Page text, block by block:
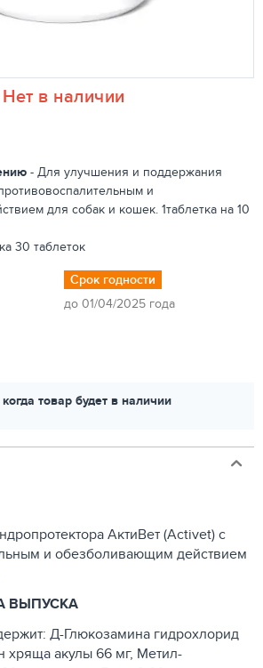
Нет в наличии
- Для улучшения и поддержания
и
для собак и кошек. 1таблетка на 10
30 таблеток
Срок годности
до 01/04/2025 года
товар будет в наличии
АктиВет (Activet) с
и обезболивающим действием
ВЫПУСКА
Д-Глюкозамина гидрохлорид
хряща акулы 66 мг, Метил-